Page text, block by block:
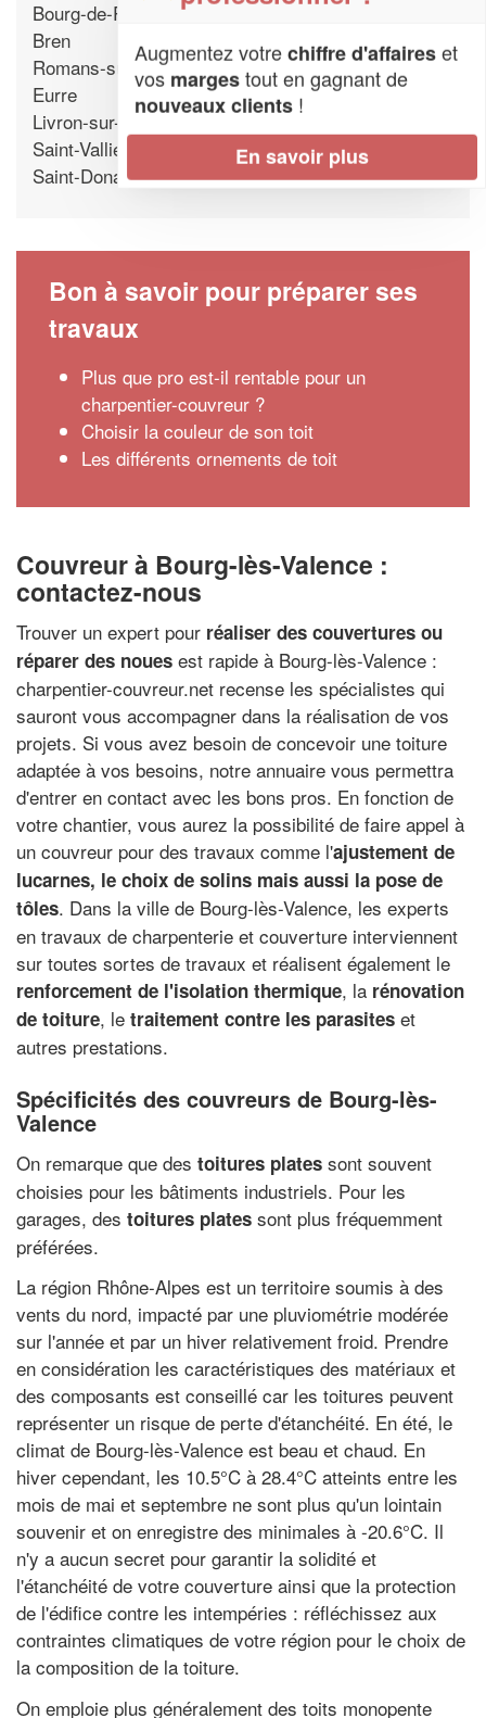
Bourg-de-Peage
Bren
Romans-sur-Isere
Eurre
Livron-sur-Drome
Saint-Vallier
Saint-Donat-sur-l'Herbasse
Bon à savoir pour préparer ses
travaux
Plus que pro est-il rentable pour un
charpentier-couvreur ?
Choisir la couleur de son toit
Les différents ornements de toit
Couvreur à Bourg-lès-Valence :
contactez-nous
Trouver un expert pour réaliser des couvertures ou
réparer des noues est rapide à Bourg-lès-Valence :
charpentier-couvreur.net recense les spécialistes qui
sauront vous accompagner dans la réalisation de vos
projets. Si vous avez besoin de concevoir une toiture
adaptée à vos besoins, notre annuaire vous permettra
d'entrer en contact avec les bons pros. En fonction de
votre chantier, vous aurez la possibilité de faire appel à
un couvreur pour des travaux comme l'ajustement de
lucarnes, le choix de solins mais aussi la pose de
tôles. Dans la ville de Bourg-lès-Valence, les experts
en travaux de charpenterie et couverture interviennent
sur toutes sortes de travaux et réalisent également le
renforcement de l'isolation thermique, la rénovation
de toiture, le traitement contre les parasites et
autres prestations.
Spécificités des couvreurs de Bourg-lès-
Valence
On remarque que des toitures plates sont souvent
choisies pour les bâtiments industriels. Pour les
garages, des toitures plates sont plus fréquemment
préférées.
La région Rhône-Alpes est un territoire soumis à des
vents du nord, impacté par une pluviométrie modérée
sur l'année et par un hiver relativement froid. Prendre
en considération les caractéristiques des matériaux et
des composants est conseillé car les toitures peuvent
représenter un risque de perte d'étanchéité. En été, le
climat de Bourg-lès-Valence est beau et chaud. En
hiver cependant, les 10.5°C à 28.4°C atteints entre les
mois de mai et septembre ne sont plus qu'un lointain
souvenir et on enregistre des minimales à -20.6°C. Il
n'y a aucun secret pour garantir la solidité et
l'étanchéité de votre couverture ainsi que la protection
de l'édifice contre les intempéries : réfléchissez aux
contraintes climatiques de votre région pour le choix de
la composition de la toiture.
On emploie plus généralement des toits monopente
Augmentez votrechiffre d'affaireset
vos margestout en gagnant de
nouveaux clients !
En savoir plus